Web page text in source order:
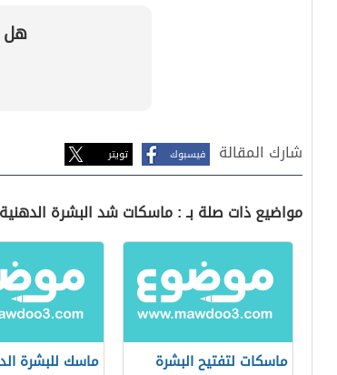
هل
شارك المقالة فيسبوك تويتر
مواضيع ذات صلة بـ : ماسكات شد البشرة الدهنية
ماسكات لتفتيح البشرة
ماسك للبشرة